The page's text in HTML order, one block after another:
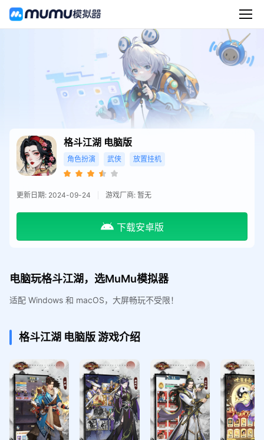
格斗江湖 电脑版
角色扮演 武侠 放置挂机
更新日期: 2024-09-24 游戏厂商: 暂无
下载安卓版
电脑玩格斗江湖，选MuMu模拟器
适配 Windows 和 macOS，大屏畅玩不受限！
格斗江湖 电脑版游戏介绍